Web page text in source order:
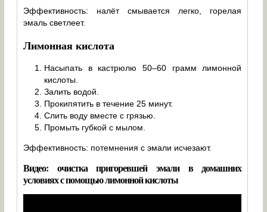
Эффективность: налёт смывается легко, горелая
эмаль светлеет.
Лимонная кислота
Насыпать в кастрюлю 50–60 грамм лимонной
кислоты.
Залить водой.
Прокипятить в течение 25 минут.
Слить воду вместе с грязью.
Промыть губкой с мылом.
Эффективность: потемнения с эмали исчезают.
Видео: очистка пригоревшей эмали в домашних
условиях с помощью лимонной кислоты